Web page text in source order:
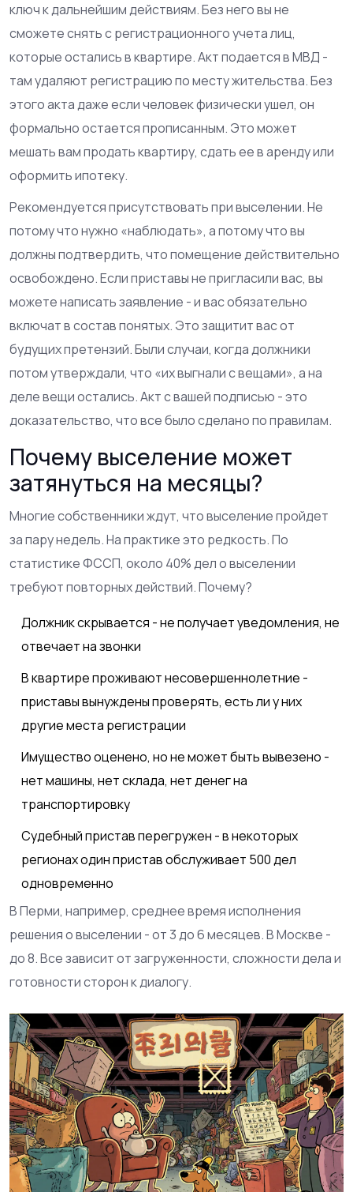
ключ к дальнейшим действиям. Без него вы не
сможете снять с регистрационного учета лиц,
которые остались в квартире. Акт подается в МВД -
там удаляют регистрацию по месту жительства. Без
этого акта даже если человек физически ушел, он
формально остается прописанным. Это может
мешать вам продать квартиру, сдать ее в аренду или
оформить ипотеку.
Рекомендуется присутствовать при выселении. Не
потому что нужно «наблюдать», а потому что вы
должны подтвердить, что помещение действительно
освобождено. Если приставы не пригласили вас, вы
можете написать заявление - и вас обязательно
включат в состав понятых. Это защитит вас от
будущих претензий. Были случаи, когда должники
потом утверждали, что «их выгнали с вещами», а на
деле вещи остались. Акт с вашей подписью - это
доказательство, что все было сделано по правилам.
Почему выселение может
затянуться на месяцы?
Многие собственники ждут, что выселение пройдет
за пару недель. На практике это редкость. По
статистике ФССП, около 40% дел о выселении
требуют повторных действий. Почему?
Должник скрывается - не получает уведомления, не
отвечает на звонки
В квартире проживают несовершеннолетние -
приставы вынуждены проверять, есть ли у них
другие места регистрации
Имущество оценено, но не может быть вывезено -
нет машины, нет склада, нет денег на
транспортировку
Судебный пристав перегружен - в некоторых
регионах один пристав обслуживает 500 дел
одновременно
В Перми, например, среднее время исполнения
решения о выселении - от 3 до 6 месяцев. В Москве -
до 8. Все зависит от загруженности, сложности дела и
готовности сторон к диалогу.